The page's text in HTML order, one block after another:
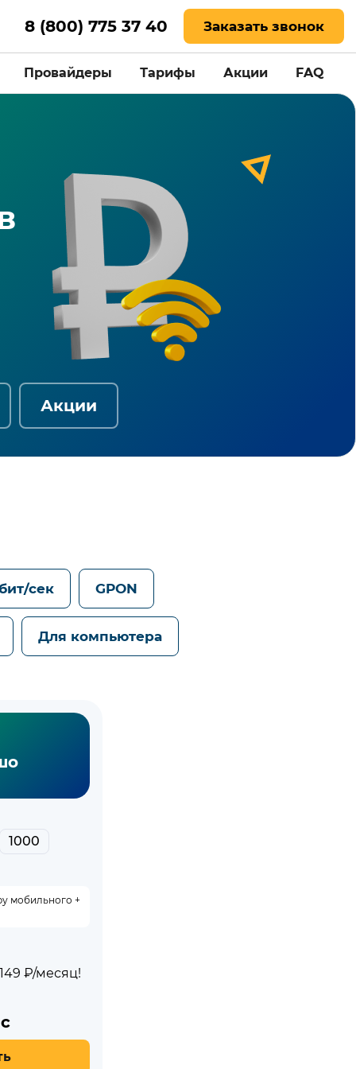
8 (800) 775 37 40 Заказать звонок
Провайдеры Тарифы Акции FAQ
Акции
сек GPON
Для компьютера
1000
мобильного +
₽/месяц!